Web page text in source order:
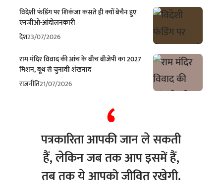
विदेशी फंडिंग पर शिकंजा कसते ही क्यों बेचैन हुए
एनजीओ-आंदोलनकारी
देश23/07/2026
राम मंदिर विवाद की आंच के बीच बीजेपी का 2027
मिशन, बूथ से चुनावी शंखनाद
राजनीति21/07/2026
पत्रकारिता आपकी जान ले सकती
हैं, लेकिन जब तक आप इसमें हैं,
तब तक ये आपको जीवित रखेगी.